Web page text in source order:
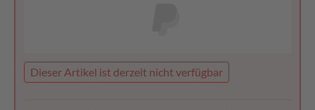
Dieser Artikel ist derzeit nicht verfügbar